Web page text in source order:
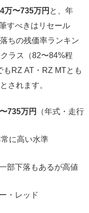
万〜735万円 と、年
すべきはリセール
ちの残価率ランキン
ラス（82〜84%程
もRZ AT・RZ MTとも
されます。
735万円
（年式・走行
常に高い水準
部下落もあるが高値
・レッド